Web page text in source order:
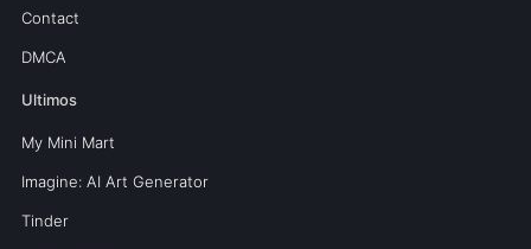
Contact
DMCA
Ultimos
My Mini Mart
Imagine: AI Art Generator
Tinder